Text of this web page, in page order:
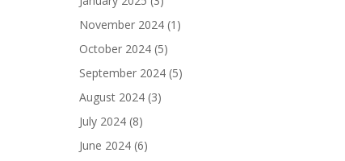
November 2024 (1)
October 2024 (5)
September 2024 (5)
August 2024 (3)
July 2024 (8)
June 2024 (6)